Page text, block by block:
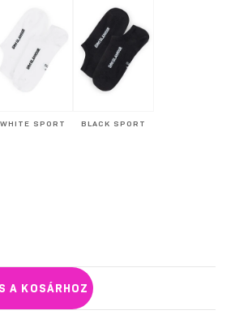
WHITE SPORT BLACK SPORT
A KOSÁRHOZ